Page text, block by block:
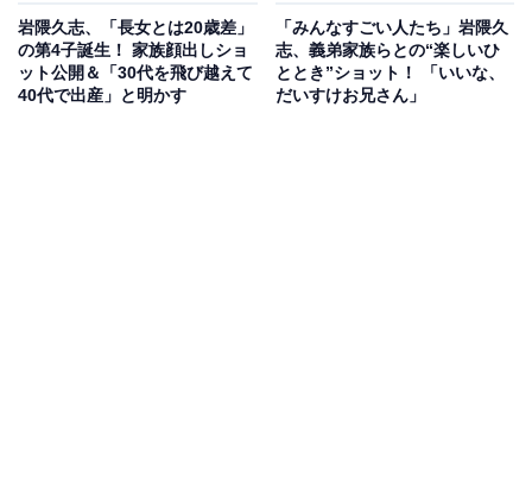
岩隈久志、「長女とは20歳差」
の第4子誕生！ 家族顔出しショ
ット公開＆「30代を飛び越えて
40代で出産」と明かす
「みんなすごい人たち」岩隈久
志、義弟家族らとの“楽しいひ
ととき”ショット！ 「いいな、
だいすけお兄さん」